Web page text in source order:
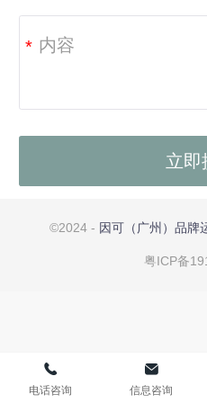
*
©2024 - 因可（广州）品牌
粤ICP备
电话咨询 信息咨询